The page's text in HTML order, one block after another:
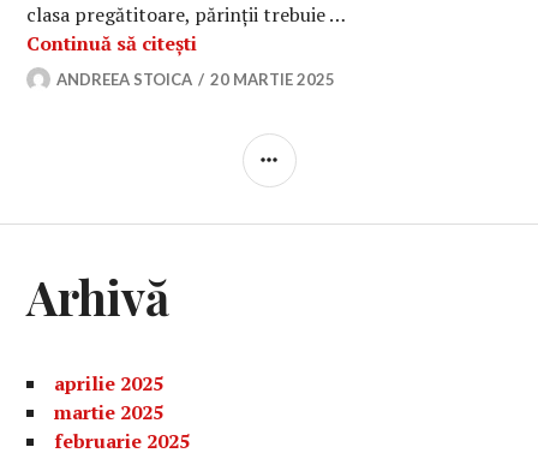
clasa pregătitoare, părinții trebuie …
Continuă să citești
ANDREEA STOICA 20 MARTIE 2025
BARĂ
Arhivă
aprilie 2025
martie 2025
februarie 2025